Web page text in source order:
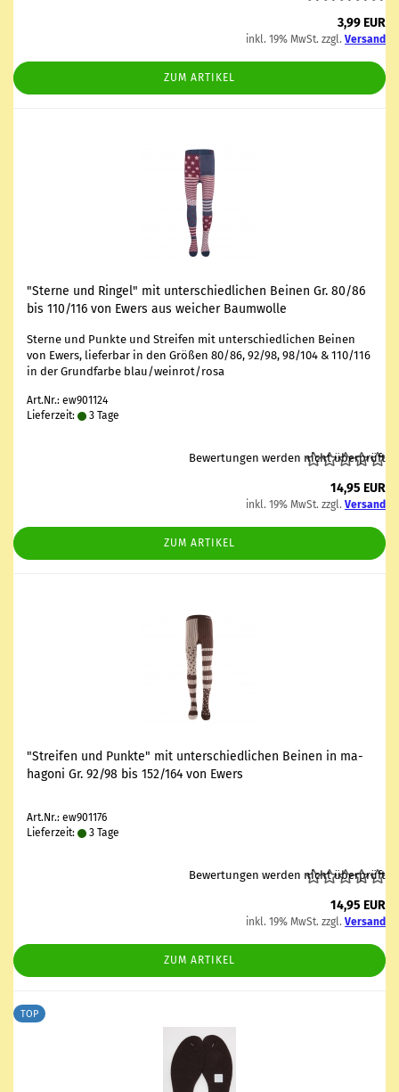
3,99 EUR
inkl. 19% MwSt. zzgl. Versand
ZUM ARTIKEL
"Ster­ne und Rin­gel" mit un­ter­schied­li­chen Bei­nen Gr. 80/86
bis 110/116 von Ewers aus wei­cher Baum­wol­le
Ster­ne und Punk­te und Strei­fen mit un­ter­schied­li­chen Bei­nen
von Ewers, lie­fer­bar in den Grö­ßen 80/86, 92/98, 98/104 & 110/116
in der Grund­far­be blau/wein­rot/rosa
Art.Nr.: ew901124
Lieferzeit:
3 Tage
Bewertungen werden nicht überprüft
14,95 EUR
inkl. 19% MwSt. zzgl. Versand
ZUM ARTIKEL
"Strei­fen und Punk­te" mit un­ter­schied­li­chen Bei­nen in ma­
ha­go­ni Gr. 92/98 bis 152/164 von Ewers
Art.Nr.: ew901176
Lieferzeit:
3 Tage
Bewertungen werden nicht überprüft
14,95 EUR
inkl. 19% MwSt. zzgl. Versand
ZUM ARTIKEL
TOP